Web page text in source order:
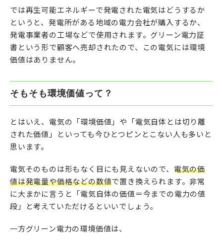
では再生可能エネルギーで発電された電気はどうするか
というと、発電所がある地域の電力会社が購入するか、
発電事業者の工場などで使用されます。グリーン電力証
書という形で顧客へ売却されたので、この電気には環境
価値はありません。
そもそも環境価値って？
とはいえ、電気の「環境価値」や「電気自体とは切り離
された価値」といっても今ひとつピンとこない人も多いと
思います。
電気そのものは形もなく目にも見えないので、 電気の価
値は発電量や価格などの数値で置き換えられます。非常
に大まかに言うと「電気自体の価値＝今までの電力の値
段」と考えていただけるといいでしょう。
一方グリーン電力の環境価値は、